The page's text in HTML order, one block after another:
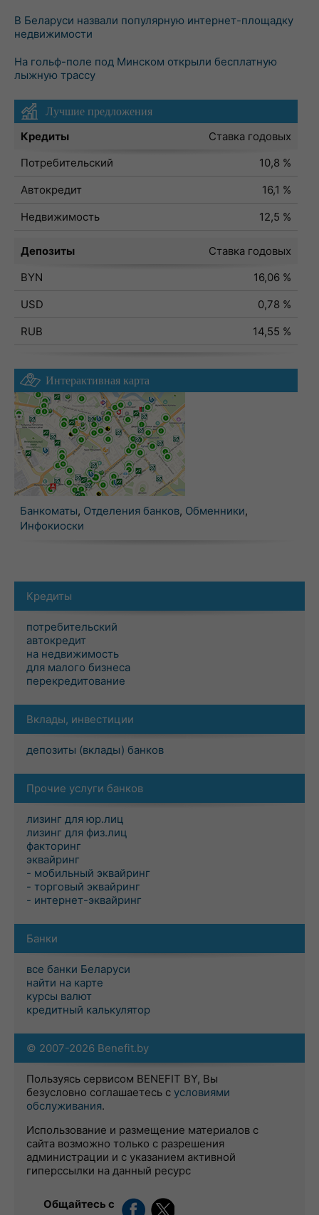
В Беларуси назвали популярную интернет-площадку
недвижимости
На гольф-поле под Минском открыли бесплатную
лыжную трассу
Лучшие предложения
Кредиты
Ставка годовых
Потребительский
10,8 %
Автокредит
16,1 %
Недвижимость
12,5 %
Депозиты
Ставка годовых
BYN
16,06 %
USD
0,78 %
RUB
14,55 %
Интерактивная карта
Банкоматы, Отделения банков, Обменники,
Инфокиоски
Кредиты
потребительский
автокредит
на недвижимость
для малого бизнеса
перекредитование
Вклады, инвестиции
депозиты (вклады) банков
Прочие услуги банков
лизинг для юр.лиц
лизинг для физ.лиц
факторинг
эквайринг
- мобильный эквайринг
- торговый эквайринг
- интернет-эквайринг
Банки
все банки Беларуси
найти на карте
курсы валют
кредитный калькулятор
© 2007-2026 Benefit.by
Пользуясь сервисом BENEFIT BY, Вы
безусловно соглашаетесь с условиями
обслуживания.
Использование и размещение материалов с
сайта возможно только с разрешения
администрации и с указанием активной
гиперссылки на данный ресурс
Общайтесь с